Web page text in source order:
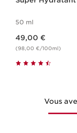
50 ml
49,00 €
(98,00 €/100ml)
Vous